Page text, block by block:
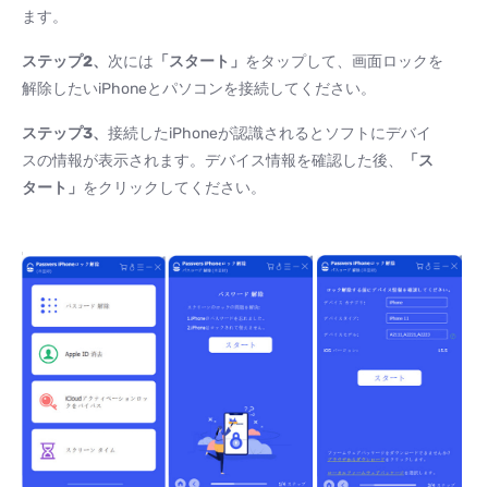
ます。
ステップ2、 次には 「スタート」 をタップして、画面ロックを
解除したいiPhoneとパソコンを接続してください。
ステップ3、 接続したiPhoneが認識されるとソフトにデバイ
スの情報が表示されます。デバイス情報を確認した後、
「ス
タート」 をクリックしてください。